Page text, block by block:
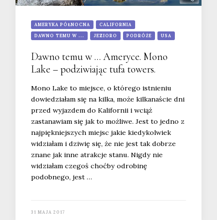
AMERYKA PÓŁNOCNA CALIFORNIA
DAWNO TEMU W ... JEZIORO PODRÓŻE USA
Dawno temu w … Ameryce. Mono
Lake – podziwiając tufa towers.
Mono Lake to miejsce, o którego istnieniu
dowiedziałam się na kilka, może kilkanaście dni
przed wyjazdem do Kalifornii i wciąż
zastanawiam się jak to możliwe. Jest to jedno z
najpiękniejszych miejsc jakie kiedykolwiek
widziałam i dziwię się, że nie jest tak dobrze
znane jak inne atrakcje stanu. Nigdy nie
widziałam czegoś choćby odrobinę
podobnego, jest …
31 MAJA 2017